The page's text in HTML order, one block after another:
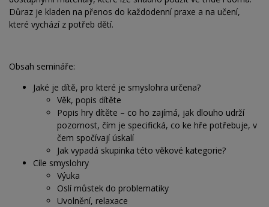
Důraz je kladen na přenos do každodenní praxe a na učení,
které vychází z potřeb dětí.
Obsah semináře:
Jaké je dítě, pro které je smyslohra určena?
Věk, popis dítěte
Popis hry dítěte – co ho zajímá, jak dlouho udrží
pozornost, čím je specifická, co ke hře potřebuje, v
čem spočívají úskalí
Jak vypadá skupinka této věkové kategorie?
Cíle smyslohry
Výuka
Oslí můstek do problematiky
Uvolnění, relaxace